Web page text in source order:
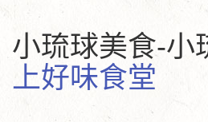
小琉球美食-小
上好味食堂